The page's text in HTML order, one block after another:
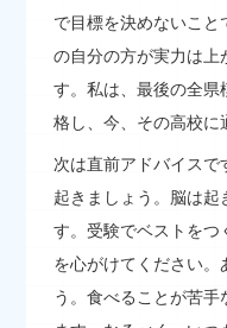
で目標を決めないこと
の自分の方が実力は上
す。私は、最後の全県
格し、今、その高校に
次は直前アドバイス
起きましょう。脳は起
す。受験でベストをつ
を心がけてください。
う。食べることが苦